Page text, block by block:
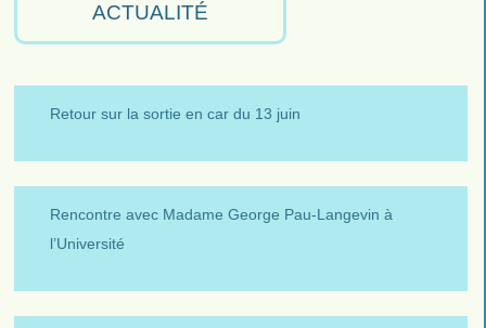
ACTUALITÉ
Retour sur la sortie en car du 13 juin
Rencontre avec Madame George Pau-Langevin à
l’Université